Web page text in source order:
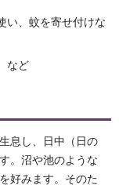
い、蚊を寄せ付けな
など
息し、日中（日の
。沼や池のような
好みます。そのた